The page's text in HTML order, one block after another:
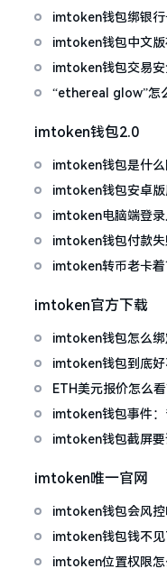
这几招试试
imtoken钱包绑银行
imtoken钱包中文
imtoken钱包交易
“ethereal glow”怎
imtoken钱包2.0
imtoken钱包是什
imtoken钱包安卓
imtoken电脑端登录
imtoken钱包付款失
imtoken转币老卡
imtoken官方下载
imtoken钱包怎么绑
imtoken钱包到底
ETH美元报价怎么
imtoken钱包事件：
imtoken钱包截屏
imtoken唯一官网
imtoken钱包会风控
老币民告诉你
imtoken钱包钱不见
找回
imtoken位置权限